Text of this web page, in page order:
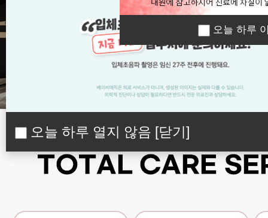
오늘 하루 열지 않음 [닫기]
오늘 하루 이 창
오늘 하루